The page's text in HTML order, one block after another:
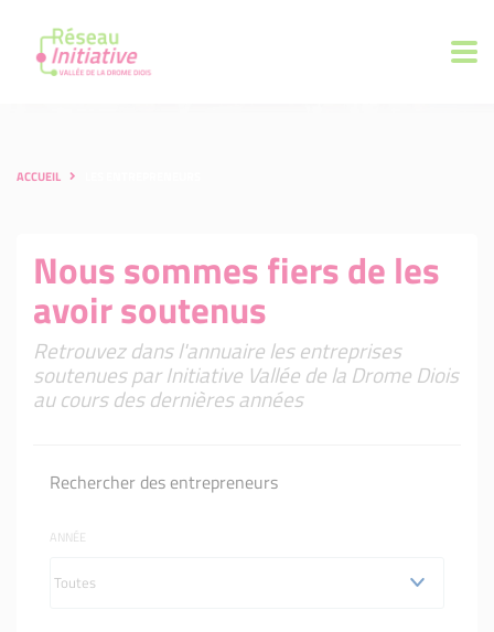
ACCUEIL
Nous sommes fiers de les
avoir soutenus
Retrouvez dans l'annuaire les entreprises
soutenues par Initiative Vallée de la Drome Diois
au cours des dernières années
Rechercher des entrepreneurs
ANNÉE